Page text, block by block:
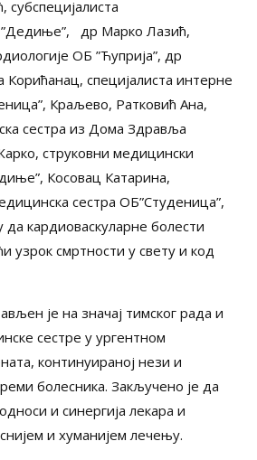
”Дедиње”, др Марко Лазић,
ОБ ”Ћуприја”, др
Корићанац, специјалиста интерне
Краљево, Ратковић Ана,
сестра из Дома Здравља
струковни медицински
Косовац Катарина,
сестра ОБ”Студеница”,
да кардиоваскуларне болести
узрок смртности у свету и код
је на значај тимског рада и
сестре у ургентном
континуираној нези и
болесника. Закључено је да
и синергија лекара и
и хуманијем лечењу.